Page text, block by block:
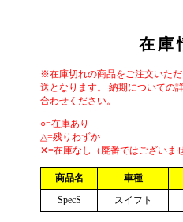
在庫
※在庫切れの商品をご注文いた
送となります。 納期についての
合わせください。
○=在庫あり
△=残りわずか
✕=在庫なし（廃番ではございま
商品名 車種
SpecS
スイフト